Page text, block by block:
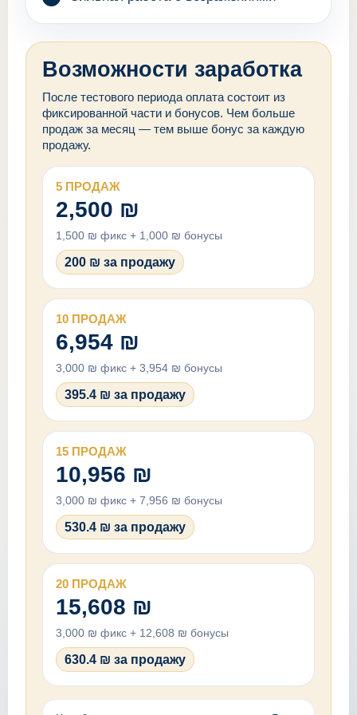
Возможности заработка
После тестового периода оплата состоит из
фиксированной части и бонусов. Чем больше
продаж за месяц — тем выше бонус за каждую
продажу.
5 ПРОДАЖ
2,500 ₪
1,500 ₪ фикс + 1,000 ₪ бонусы
200 ₪ за продажу
10 ПРОДАЖ
6,954 ₪
3,000 ₪ фикс + 3,954 ₪ бонусы
395.4 ₪ за продажу
15 ПРОДАЖ
10,956 ₪
3,000 ₪ фикс + 7,956 ₪ бонусы
530.4 ₪ за продажу
20 ПРОДАЖ
15,608 ₪
3,000 ₪ фикс + 12,608 ₪ бонусы
630.4 ₪ за продажу